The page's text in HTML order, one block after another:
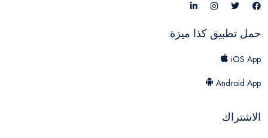
حمل تطبيق كذا ميزة
iOS App
Android App
الاشتراك